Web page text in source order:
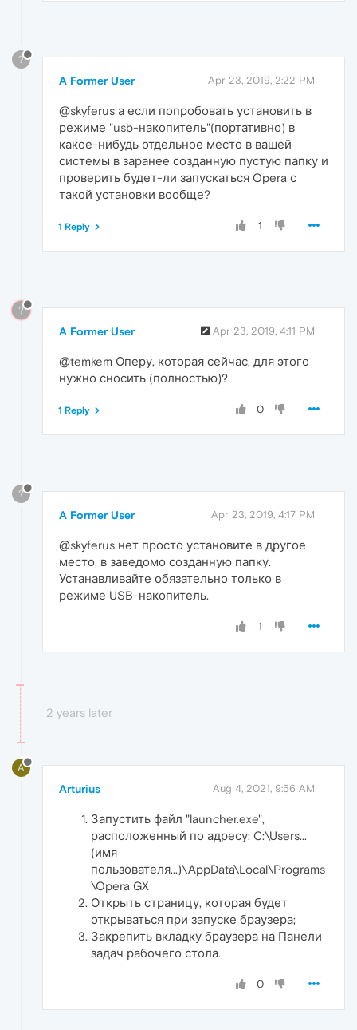
?
A Former User Apr 23, 2019, 2:22 PM
@skyferus а если попробовать установить в
режиме "usb-накопитель"(портативно) в
какое-нибудь отдельное место в вашей
системы в заранее созданную пустую папку и
проверить будет-ли запускаться Opera с
такой установки вообще?
1
1 Reply
?
A Former User Apr 23, 2019, 4:11 PM
@temkem Оперу, которая сейчас, для этого
нужно сносить (полностью)?
0
1 Reply
?
A Former User Apr 23, 2019, 4:17 PM
@skyferus нет просто установите в другое
место, в заведомо созданную папку.
Устанавливайте обязательно только в
режиме USB-накопитель.
1
2 years later
A
Arturius Aug 4, 2021, 9:56 AM
Запустить файл "launcher.exe",
расположенный по адресу: C:\Users...
(имя
пользователя...)\AppData\Local\Programs
\Opera GX
Открыть страницу, которая будет
открываться при запуске браузера;
Закрепить вкладку браузера на Панели
задач рабочего стола.
0